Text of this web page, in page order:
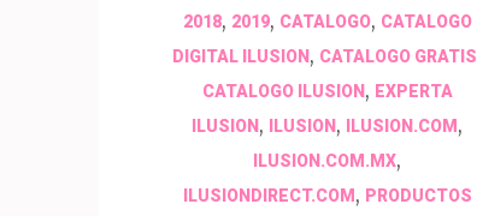
2018, 2019, CATALOGO, CATALOGO
DIGITAL ILUSION , CATALOGO GRATIS
CATALOGO ILUSION, EXPERTA
ILUSION , ILUSION , ILUSION.COM ,
ILUSION.COM.MX,
ILUSIONDIRECT.COM , PRODUCTOS